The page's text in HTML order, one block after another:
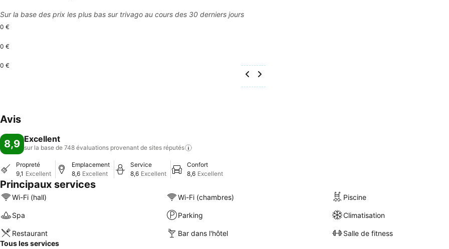
Sur la base des prix les plus bas sur trivago au cours des 30 derniers jours
0 €
0 €
0 €
Avis
8,9 Excellent
sur la base de 748 évaluations provenant de sites réputés
Propreté
9,1 Excellent
Emplacement
8,6 Excellent
Service
8,6 Excellent
Confort
8,6 Excellent
Principaux services
Wi-Fi (hall) Wi-Fi (chambres) Piscine
Spa Parking Climatisation
Restaurant Bar dans l'hôtel
Salle de fitness
Tous les services